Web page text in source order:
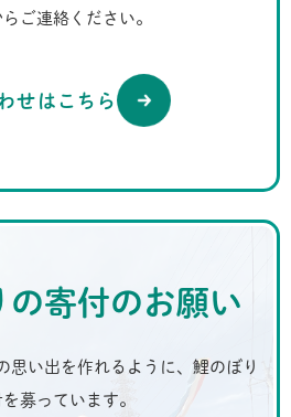
ご連絡ください。
せはこちら
の寄付のお願い
思い出を作れるように、鯉のぼり
募っています。